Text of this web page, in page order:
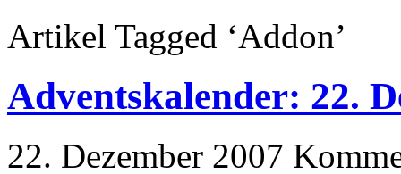
Artikel Tagged ‘Addon’
Adventskalender: 22.
22. Dezember 2007